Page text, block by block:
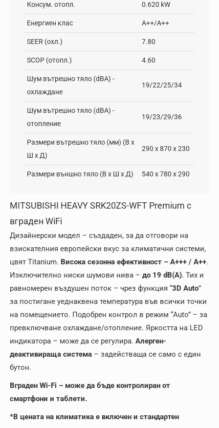
Консум. отопл. 0.620 kW
Енергиен клас A++/A++
SEER (охл.) 7.80
SCOP (отопл.) 4.60
Шум вътрешно тяло (dBA) -
охлаждане
19/22/25/34
Шум вътрешно тяло (dBA) -
отопление
19/23/29/36
Размери вътрешно тяло (мм) (В х
Ш х Д)
290 x 870 x 230
Размери външно тяло (В х Ш х Д) 540 x 780 x 290
MITSUBISHI HEAVY SRK20ZS-WFT Premium с
вграден WiFi
Дизайнерски модел – създаден, за да отговори на
взискателния европейски вкус за климатични системи,
цвят Titanium. Висока сезонна ефективност – A+++ / A++.
Изключително ниски шумови нива – до 19 dB(A). Тих и
равномерен въздушен поток – чрез функция “3D Auto”
за постигане уеднаквена температура във всички точки
на помещението. Подобрен контрол в режим “Auto” – за
превключване охлаждане/отопление. Яркостта на LED
индикатора – може да се регулира. Алерген-
деактивираща система – задействаща се само с един
бутон.
Вграден Wi-Fi – може да бъде контролиран от
смартфони и таблети.
*В цената на климатика е включен и стандартен